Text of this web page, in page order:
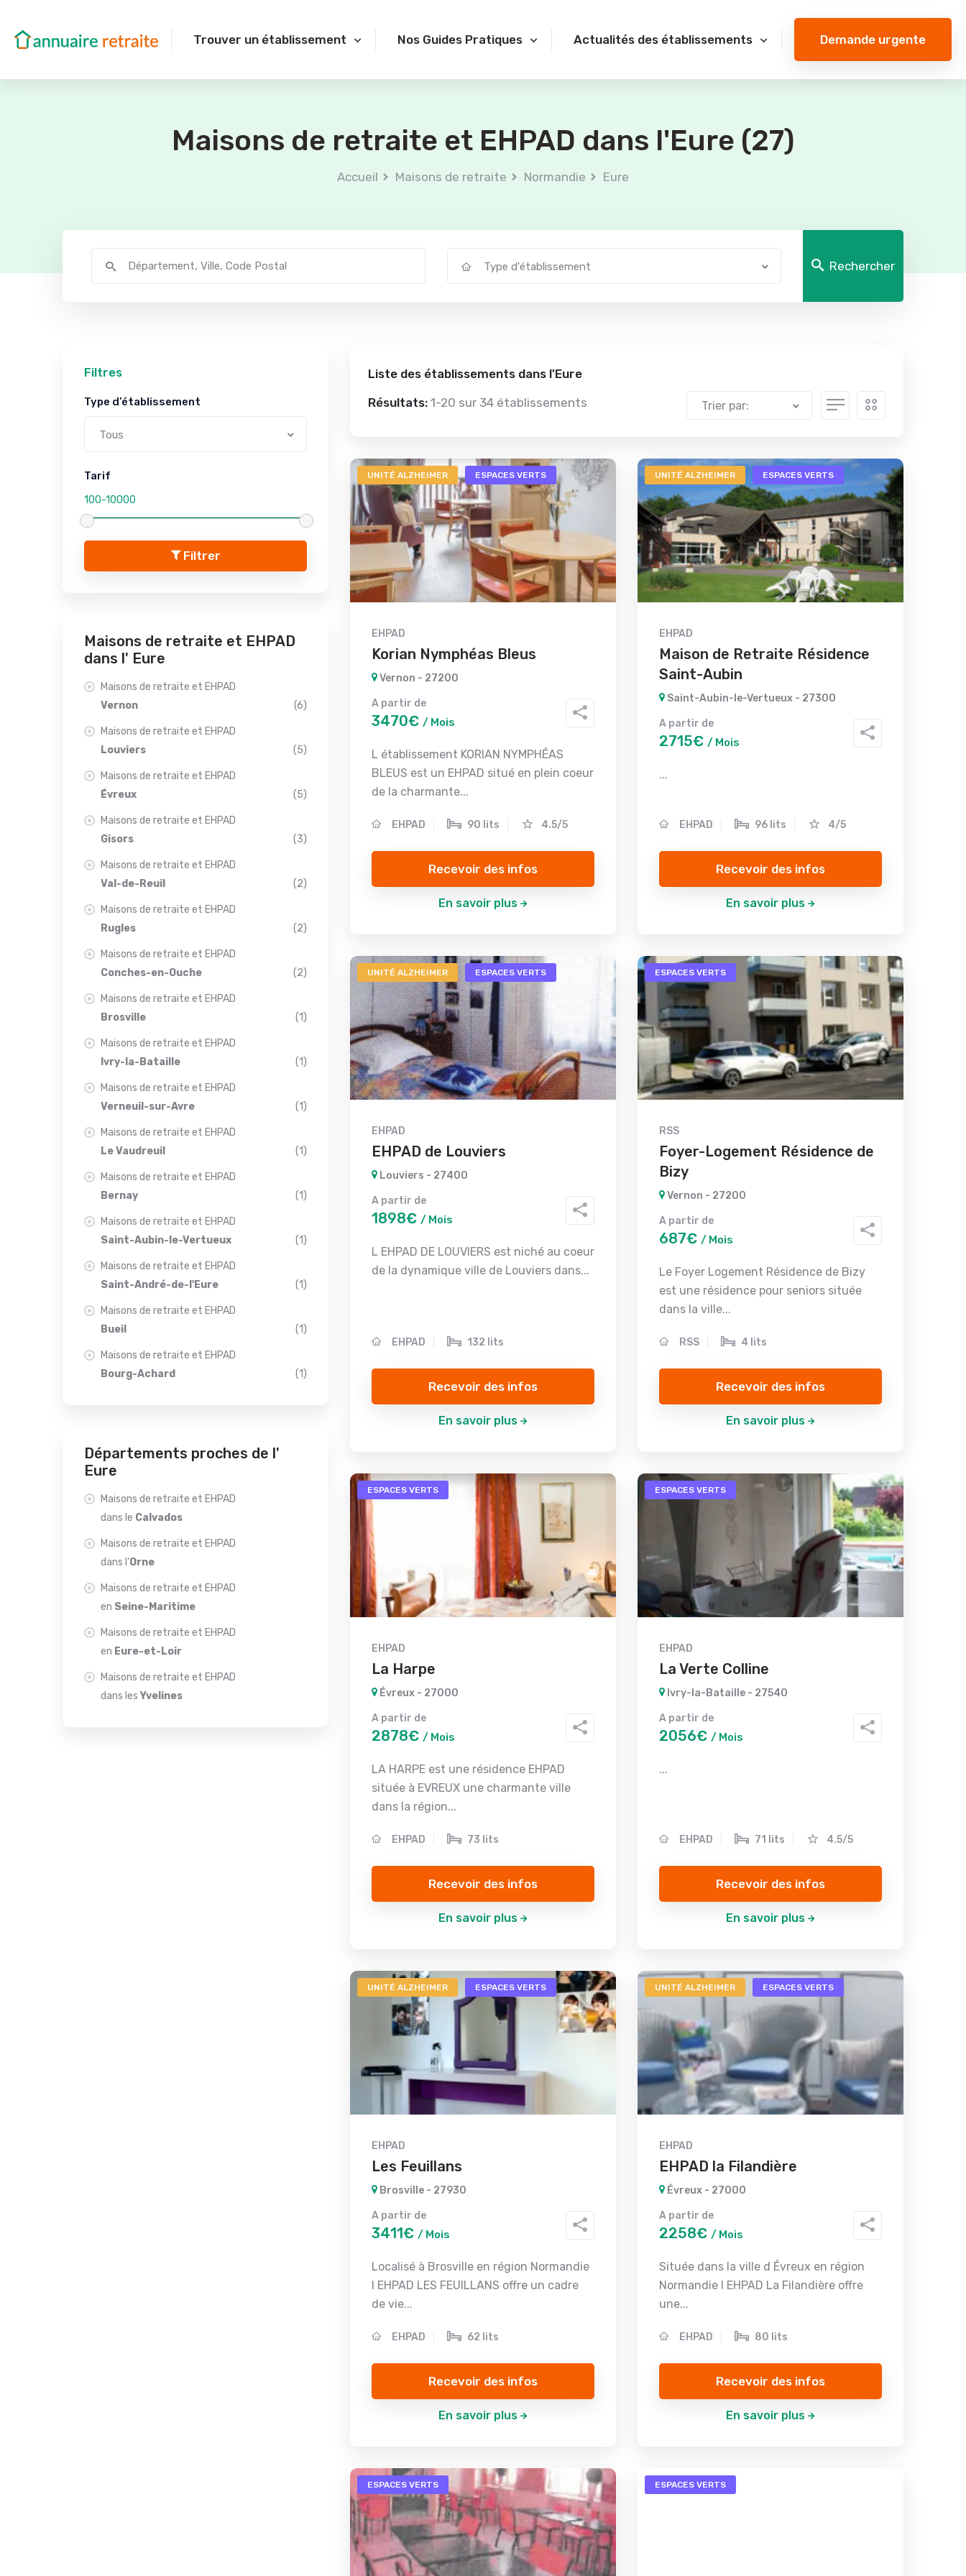
Trouver un établissement Nos Guides Pratiques Actualités des établissements Demande urgente
Maisons de retraite et EHPAD dans l'Eure (27)
Accueil Maisons de retraite Normandie Eure
Type d'établissement Rechercher
Liste des établissements dans l'Eure
Résultats: 1-20 sur 34 établissements Trier par:
UNITÉ ALZHEIMER ESPACES VERTS
EHPAD
Korian Nymphéas Bleus
Vernon - 27200
A partir de
3470€ / Mois
L établissement KORIAN NYMPHÉAS
BLEUS est un EHPAD situé en plein coeur
de la charmante...
EHPAD 90 lits 4.5/5
Recevoir des infos
En savoir plus
UNITÉ ALZHEIMER ESPACES VERTS
EHPAD
Maison de Retraite Résidence
Saint-Aubin
Saint-Aubin-le-Vertueux - 27300
A partir de
2715€ / Mois
...
EHPAD 96 lits 4/5
Recevoir des infos
En savoir plus
UNITÉ ALZHEIMER ESPACES VERTS
EHPAD
EHPAD de Louviers
Louviers - 27400
A partir de
1898€ / Mois
L EHPAD DE LOUVIERS est niché au coeur
de la dynamique ville de Louviers dans...
EHPAD 132 lits
Recevoir des infos
En savoir plus
ESPACES VERTS
RSS
Foyer-Logement Résidence de
Bizy
Vernon - 27200
A partir de
687€ / Mois
Le Foyer Logement Résidence de Bizy
est une résidence pour seniors située
dans la ville...
RSS 4 lits
Recevoir des infos
En savoir plus
ESPACES VERTS
EHPAD
La Harpe
Évreux - 27000
A partir de
2878€ / Mois
LA HARPE est une résidence EHPAD
située à EVREUX une charmante ville
dans la région...
EHPAD 73 lits
Recevoir des infos
En savoir plus
ESPACES VERTS
EHPAD
La Verte Colline
Ivry-la-Bataille - 27540
A partir de
2056€ / Mois
...
EHPAD 71 lits 4.5/5
Recevoir des infos
En savoir plus
UNITÉ ALZHEIMER ESPACES VERTS
EHPAD
Les Feuillans
Brosville - 27930
A partir de
3411€ / Mois
Localisé à Brosville en région Normandie
l EHPAD LES FEUILLANS offre un cadre
de vie...
EHPAD 62 lits
Recevoir des infos
En savoir plus
UNITÉ ALZHEIMER ESPACES VERTS
EHPAD
EHPAD la Filandière
Évreux - 27000
A partir de
2258€ / Mois
Située dans la ville d Évreux en région
Normandie l EHPAD La Filandière offre
une...
EHPAD 80 lits
Recevoir des infos
En savoir plus
ESPACES VERTS ESPACES VERTS
Filtres
Type d’établissement
Tous
Tarif
Filtrer
Maisons de retraite et EHPAD
dans l' Eure
Maisons de retraite et EHPAD
Vernon
(6)
Maisons de retraite et EHPAD
Louviers
(5)
Maisons de retraite et EHPAD
Évreux
(5)
Maisons de retraite et EHPAD
Gisors
(3)
Maisons de retraite et EHPAD
Val-de-Reuil
(2)
Maisons de retraite et EHPAD
Rugles
(2)
Maisons de retraite et EHPAD
Conches-en-Ouche
(2)
Maisons de retraite et EHPAD
Brosville
(1)
Maisons de retraite et EHPAD
Ivry-la-Bataille
(1)
Maisons de retraite et EHPAD
Verneuil-sur-Avre
(1)
Maisons de retraite et EHPAD
Le Vaudreuil
(1)
Maisons de retraite et EHPAD
Bernay
(1)
Maisons de retraite et EHPAD
Saint-Aubin-le-Vertueux
(1)
Maisons de retraite et EHPAD
Saint-André-de-l'Eure
(1)
Maisons de retraite et EHPAD
Bueil
(1)
Maisons de retraite et EHPAD
Bourg-Achard
(1)
Départements proches de l'
Eure
Maisons de retraite et EHPAD
dans le Calvados
Maisons de retraite et EHPAD
dans l'Orne
Maisons de retraite et EHPAD
en Seine-Maritime
Maisons de retraite et EHPAD
en Eure-et-Loir
Maisons de retraite et EHPAD
dans les Yvelines